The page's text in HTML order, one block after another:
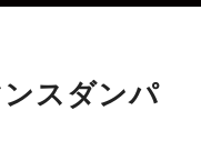
スダンパ